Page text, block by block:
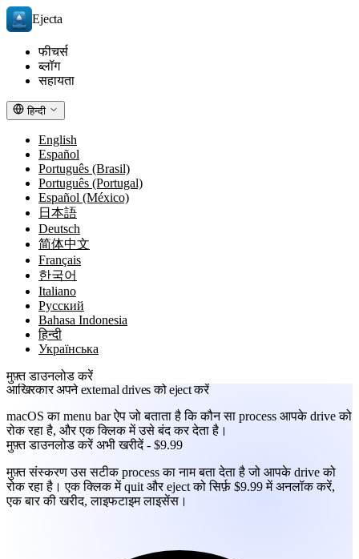
Ejecta
फीचर्स
ब्लॉग
सहायता
हिन्दी
English
Español
Português (Brasil)
Português (Portugal)
Español (México)
日本語
Deutsch
简体中文
Français
한국어
Italiano
Русский
Bahasa Indonesia
हिन्दी
Українська
मुफ़्त डाउनलोड करें
आखिरकार अपने external drives को eject करें
macOS का menu bar ऐप जो बताता है कि कौन सा process आपके drive को
रोक रहा है, और एक क्लिक में उसे बंद कर देता है।
मुफ़्त डाउनलोड करें अभी खरीदें - $9.99
मुफ़्त संस्करण उस सटीक process का नाम बता देता है जो आपके drive को
रोक रहा है। एक क्लिक में quit और eject को सिर्फ़ $9.99 में अनलॉक करें,
एक बार की खरीद, लाइफटाइम लाइसेंस।